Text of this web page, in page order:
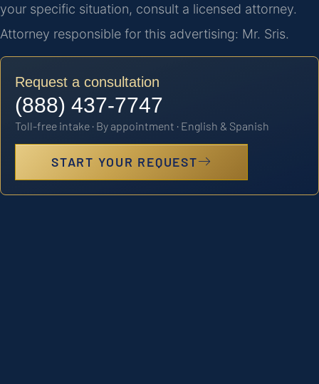
your specific situation, consult a licensed attorney.
Attorney responsible for this advertising: Mr. Sris.
Request a consultation
(888) 437-7747
Toll-free intake · By appointment · English & Spanish
START YOUR REQUEST